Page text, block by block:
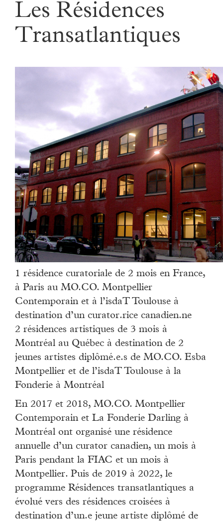
Les Résidences
Transatlantiques
1 résidence curatoriale de 2 mois en France,
à Paris au MO.CO. Montpellier
Contemporain et à l’isdaT Toulouse à
destination d’un curator.rice canadien.ne
2 résidences artistiques de 3 mois à
Montréal au Québec à destination de 2
jeunes artistes diplômé.e.s de MO.CO. Esba
Montpellier et de l’isdaT Toulouse à la
Fonderie à Montréal
En 2017 et 2018, MO.CO. Montpellier
Contemporain et La Fonderie Darling à
Montréal ont organisé une résidence
annuelle d’un curator canadien, un mois à
Paris pendant la FIAC et un mois à
Montpellier. Puis de 2019 à 2022, le
programme Résidences transatlantiques a
évolué vers des résidences croisées à
destination d’un.e jeune artiste diplômé de